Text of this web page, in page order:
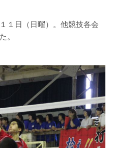
１日（日曜）。他競技各会
。